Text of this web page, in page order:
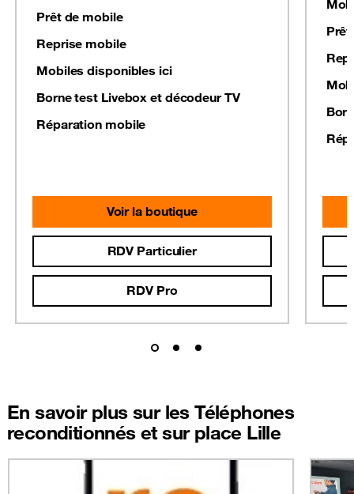
Prêt de mobile
Reprise mobile
Mobiles disponibles ici
Borne test Livebox et décodeur TV
Réparation mobile
Voir la boutique
RDV Particulier
RDV Pro
En savoir plus sur les Téléphones
reconditionnés et sur place Lille